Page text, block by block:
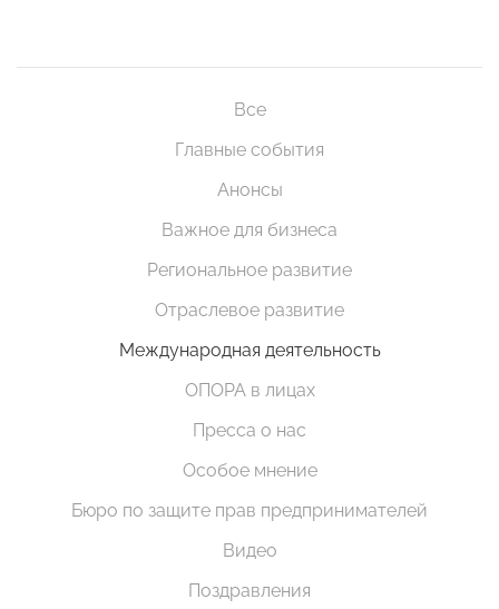
Все
Главные события
Анонсы
Важное для бизнеса
Региональное развитие
Отраслевое развитие
Международная деятельность
ОПОРА в лицах
Пресса о нас
Особое мнение
Бюро по защите прав предпринимателей
Видео
Поздравления